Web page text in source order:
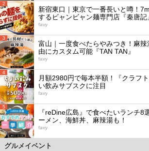
2
新宿東口｜東京で一番長いと噂！
するビャンビャン麺専門店『秦唐記
favy
3
富山｜一度食べたらやみつき！麻
由にカスタム可能『TAN TAN』
favy
4
月額2980円で毎本半額！『クラフ
い飲みサブスクに注目
favy
5
『reDine広島』で食べたいランチ8
ーメン、海鮮丼、麻辣湯も！
favy
グルメイベント